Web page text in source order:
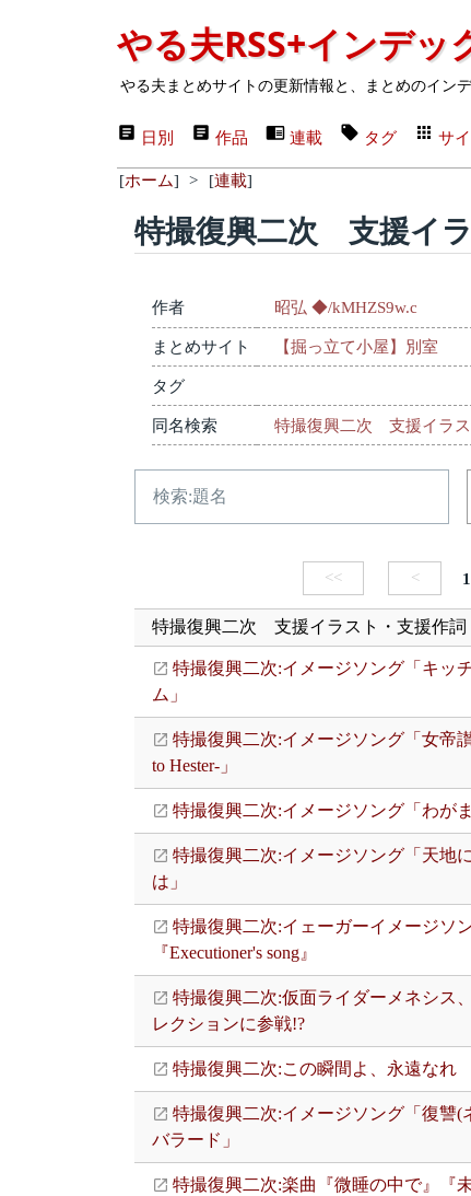
やる夫RSS+インデッ
やる夫まとめサイトの更新情報と、まとめのイン
日別 作品 連載 タグ サ
[ホーム] > [連載]
特撮復興二次 支援イ
作者 昭弘 ◆/kMHZS9w.c
まとめサイト 【掘っ立て小屋】別室
タグ
同名検索 特撮復興二次 支援イラ
<< < 1
特撮復興二次 支援イラスト・支援作詞
特撮復興二次:イメージソング「キッ
ム」
特撮復興二次:イメージソング「女帝
to Hester-」
特撮復興二次:イメージソング「わがま
特撮復興二次:イメージソング「天地
は」
特撮復興二次:イェーガーイメージソ
『Executioner's song』
特撮復興二次:仮面ライダーメネシス
レクションに参戦!?
特撮復興二次:この瞬間よ、永遠なれ
特撮復興二次:イメージソング「復讐(
バラード」
特撮復興二次:楽曲『微睡の中で』『